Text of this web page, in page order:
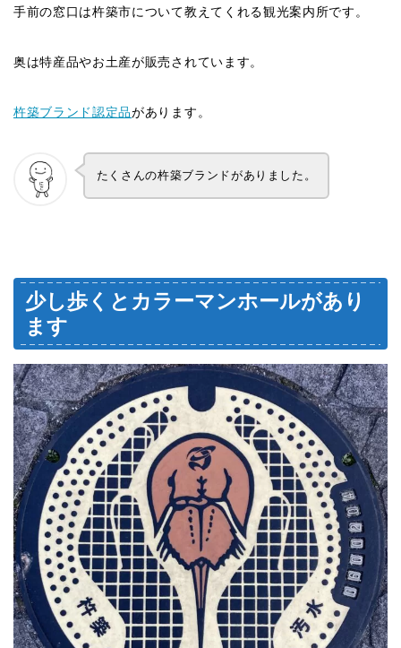
手前の窓口は杵築市について教えてくれる観光案内所です。
奥は特産品やお土産が販売されています。
杵築ブランド認定品があります。
たくさんの杵築ブランドがありました。
少し歩くとカラーマンホールがあり
ます